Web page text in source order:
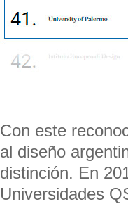
Con este
al diseño
distinción. En
Universidades